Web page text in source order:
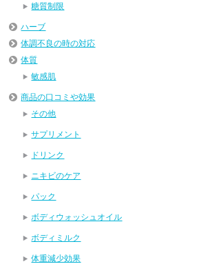
糖質制限
ハーブ
体調不良の時の対応
体質
敏感肌
商品の口コミや効果
その他
サプリメント
ドリンク
ニキビのケア
パック
ボディウォッシュオイル
ボディミルク
体重減少効果